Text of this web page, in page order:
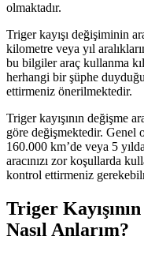
olmaktadır.
Triger kayışı değişiminin
kilometre veya yıl
bu bilgiler araç kullanma
herhangi bir şüphe
ettirmeniz önerilmektedir.
Triger kayışının değişme
göre değişmektedir. Genel
160.000 km’de veya 5
aracınızı zor koşullarda
kontrol ettirmeniz
Triger
Nasıl Anlarım?